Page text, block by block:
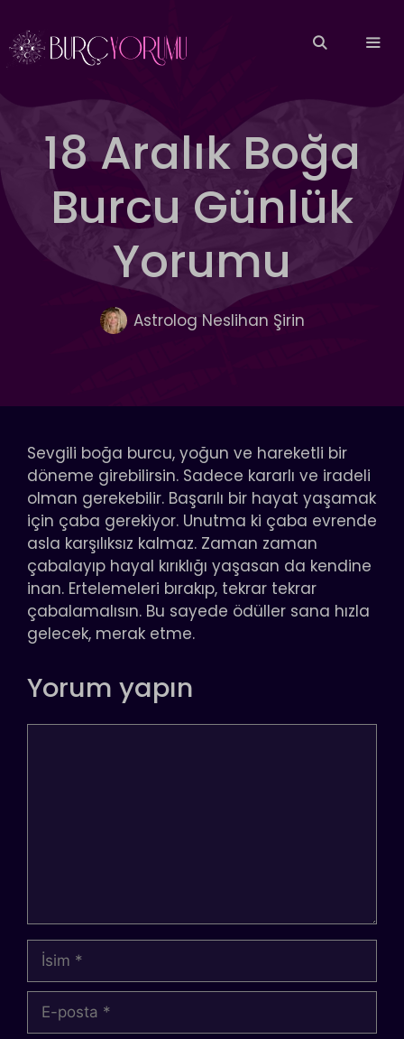
atla
18 Aralık Boğa
Burcu Günlük
Yorumu
Astrolog Neslihan Şirin
Sevgili boğa burcu, yoğun ve hareketli bir
döneme girebilirsin. Sadece kararlı ve iradeli
olman gerekebilir. Başarılı bir hayat yaşamak
için çaba gerekiyor. Unutma ki çaba evrende
asla karşılıksız kalmaz. Zaman zaman
çabalayıp hayal kırıklığı yaşasan da kendine
inan. Ertelemeleri bırakıp, tekrar tekrar
çabalamalısın. Bu sayede ödüller sana hızla
gelecek, merak etme.
Yorum yapın
İsim
posta